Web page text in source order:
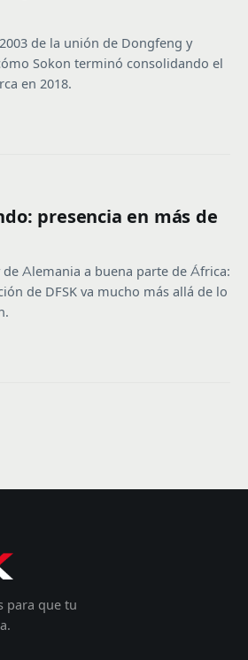
de la unión de Dongfeng y
Sokon terminó consolidando el
en 2018.
presencia en más de
de Alemania a buena parte de África:
de DFSK va mucho más allá de lo
para que tu